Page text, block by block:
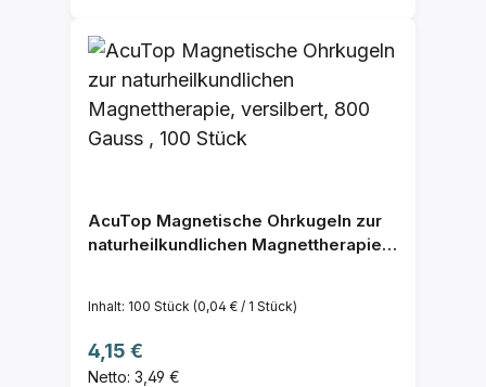
AcuTop Magnetische Ohrkugeln zur
naturheilkundlichen Magnettherapie,
Inhalt: 100 Stück (0,04 € / 1 Stück)
Regulärer Preis:
4,15 €
Netto: 3,49 €